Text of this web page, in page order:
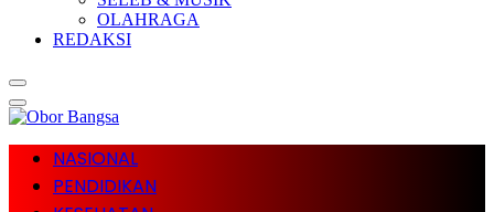
OLAHRAGA
REDAKSI
NASIONAL
PENDIDIKAN